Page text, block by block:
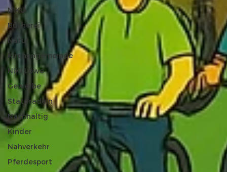
NIKU
Bücherei
Natur
Kirchengemeinde
NIKI Löwe
Gewerbe
Statdradeln
Nachhaltig
Kinder
Nahverkehr
Pferdesport